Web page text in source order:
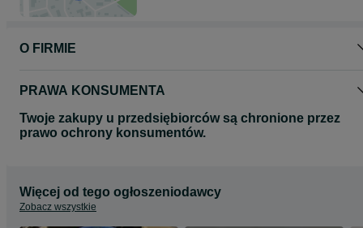
O FIRMIE
PRAWA KONSUMENTA
Twoje zakupy u przedsiębiorców są chronione przez
prawo ochrony konsumentów.
Więcej od tego ogłoszeniodawcy
Zobacz wszystkie